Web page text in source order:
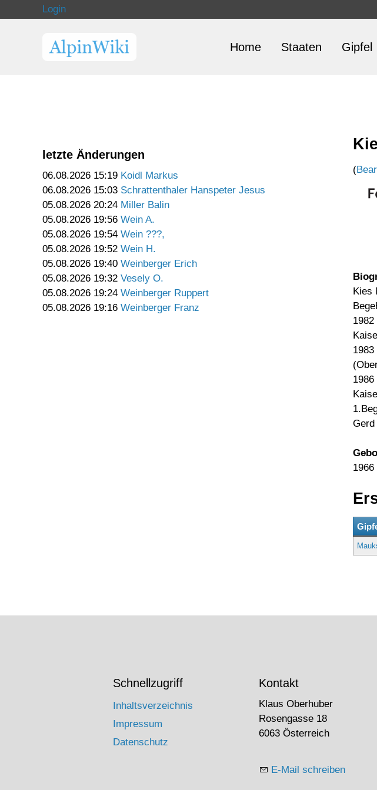
Login
Home Staaten Gipfel
letzte Änderungen
06.08.2026 15:19 Koidl Markus
06.08.2026 15:03 Schrattenthaler Hanspeter Jesus
05.08.2026 20:24 Miller Balin
05.08.2026 19:56 Wein A.
05.08.2026 19:54 Wein ???,
05.08.2026 19:52 Wein H.
05.08.2026 19:40 Weinberger Erich
05.08.2026 19:32 Vesely O.
05.08.2026 19:24 Weinberger Ruppert
05.08.2026 19:16 Weinberger Franz
(
Kies
1966
Schnellzugriff
Inhaltsverzeichnis
Impressum
Datenschutz
Kontakt
Klaus Oberhuber
Rosengasse 18
6063 Österreich
E-Mail schreiben